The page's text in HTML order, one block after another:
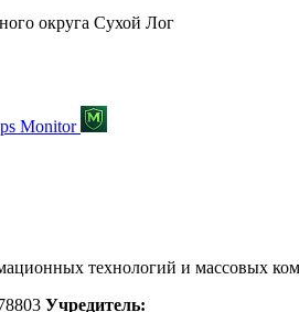
округа Сухой Лог
Monitor
технологий и массовых
Учредитель: